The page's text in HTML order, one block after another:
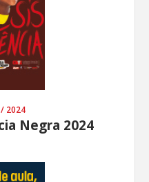
2024
Negra 2024